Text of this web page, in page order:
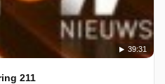
39:31
211